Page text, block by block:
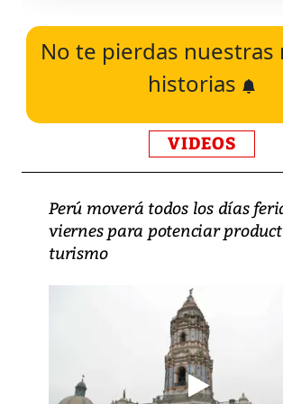
No te pierdas nuestras
historias
VIDEOS
Perú moverá todos los días
viernes para potenciar
turismo